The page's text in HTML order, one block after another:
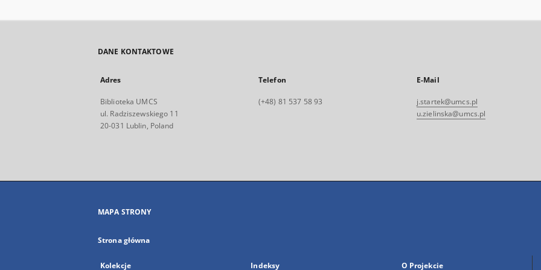
DANE KONTAKTOWE
Adres
Biblioteka UMCS
ul. Radziszewskiego 11
20-031 Lublin, Poland
Telefon
(+48) 81 537 58 93
E-Mail
j.startek@umcs.pl
u.zielinska@umcs.pl
MAPA STRONY
Strona główna
Kolekcje Indeksy O Projekcie